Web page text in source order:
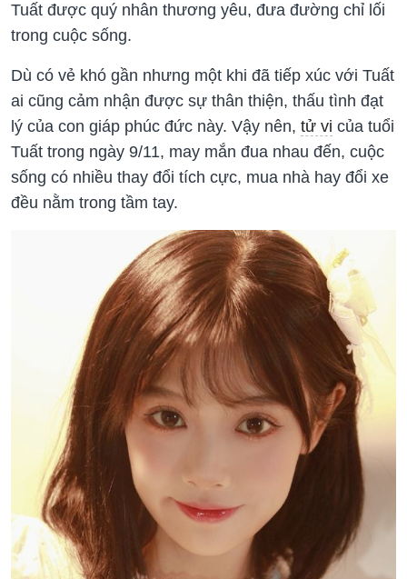
Tuất được quý nhân thương yêu, đưa đường chỉ lối
trong cuộc sống.
Dù có vẻ khó gần nhưng một khi đã tiếp xúc với Tuất
ai cũng cảm nhận được sự thân thiện, thấu tình đạt
lý của con giáp phúc đức này. Vậy nên, tử vi của tuổi
Tuất trong ngày 9/11, may mắn đua nhau đến, cuộc
sống có nhiều thay đổi tích cực, mua nhà hay đổi xe
đều nằm trong tầm tay.